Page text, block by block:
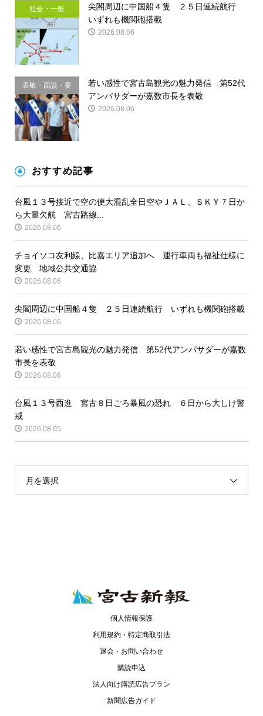
社会・一般
尖閣周辺に中国船４隻 ２５日連続航行
いずれも機関砲搭載
2026.08.06
表敬・面談・要
請
若い感性で宮古島観光の魅力発信 第52代
アンバサダーが嘉数市長を表敬
2026.08.06
おすすめ記事
台風１３号接近で空の便大混乱全日空やＪＡＬ、ＳＫＹ７日か
ら大量欠航 宮古路線...
2026.08.06
チョイソコ友利線、比嘉エリア追加へ 運行車両も福祉仕様に
変更 地域公共交通協
2026.08.06
尖閣周辺に中国船４隻 ２５日連続航行 いずれも機関砲搭載
2026.08.06
若い感性で宮古島観光の魅力発信 第52代アンバサダーが嘉数
市長を表敬
2026.08.06
台風１３号西進 宮古８日ごろ暴風の恐れ ６日から大しけ警
戒
2026.08.05
月を選択
個人情報保護
利用規約・特定商取引法
退会・お問い合わせ
購読申込
法人向け購読広告プラン
新聞広告ガイド